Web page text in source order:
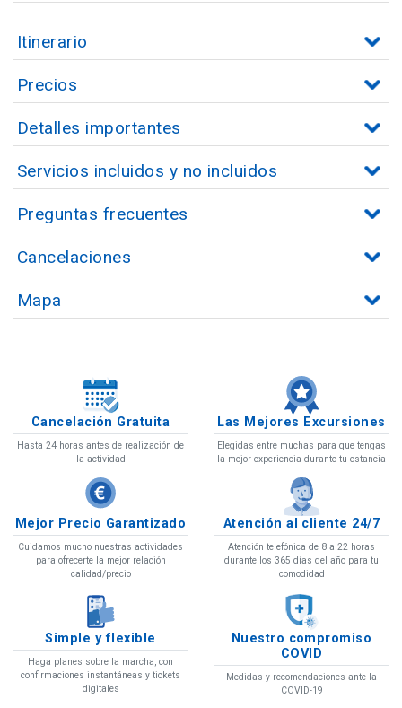
Itinerario
Precios
Detalles importantes
Servicios incluidos y no incluidos
Preguntas frecuentes
Cancelaciones
Mapa
Cancelación Gratuita
Hasta 24 horas antes de realización de
la actividad
Las Mejores Excursiones
Elegidas entre muchas para que tengas
la mejor experiencia durante tu estancia
Mejor Precio Garantizado
Cuidamos mucho nuestras actividades
para ofrecerte la mejor relación
calidad/precio
Atención al cliente 24/7
Atención telefónica de 8 a 22 horas
durante los 365 días del año para tu
comodidad
Simple y flexible
Haga planes sobre la marcha, con
confirmaciones instantáneas y tickets
digitales
Nuestro compromiso
COVID
Medidas y recomendaciones ante la
COVID-19